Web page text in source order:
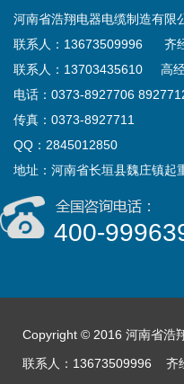
河南省浩翔电器电缆制造有限
联系人：13673509996 齐
联系人：13703435610 高
电话：0373-8927706
传真：0373-8927711
QQ：2845012850
地址：河南省长垣县魏庄镇起
400-
Copyright © 2016 河南省浩
联系人：13673509996